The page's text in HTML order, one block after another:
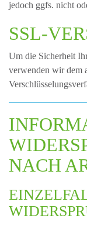
jedoch ggfs. nicht
SSL-
Um die Sicherheit
verwenden wir dem
NACH